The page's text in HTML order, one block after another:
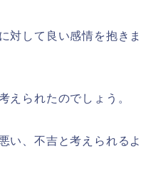
対して良い感情を抱きま
えられたのでしょう。
い、不吉と考えられるよ